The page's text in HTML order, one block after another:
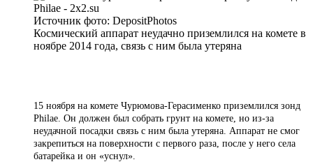
Источник фото: DepositPhotos
Космический аппарат неудачно приземлился на комете в
ноябре 2014 года, связь с ним была утеряна
15 ноября на комете Чурюмова-Герасименко приземлился зонд
Philae. Он должен был собрать грунт на комете, но из-за
неудачной посадки связь с ним была утеряна. Аппарат не смог
закрепиться на поверхности с первого раза, после у него села
батарейка и он «уснул».